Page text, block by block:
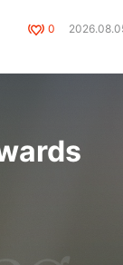
0